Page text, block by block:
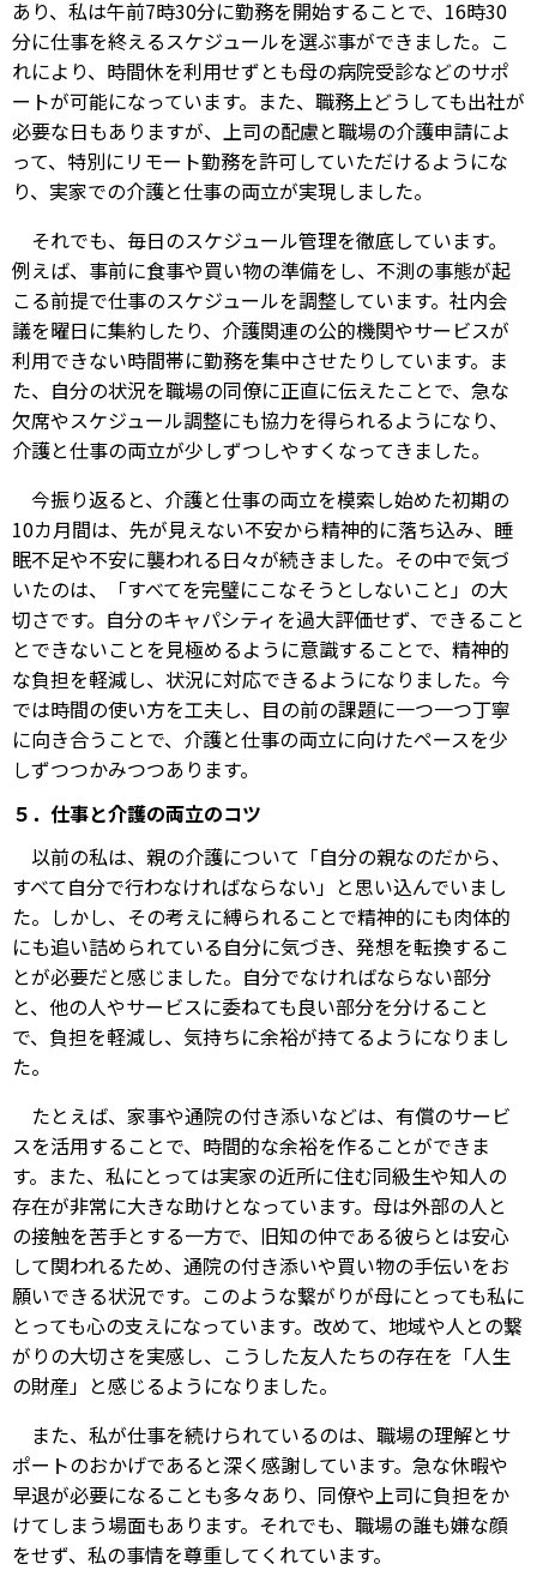
あり、私は午前7時30分に勤務を開始することで、16時30
分に仕事を終えるスケジュールを選ぶ事ができました。こ
れにより、時間休を利用せずとも母の病院受診などのサポ
ートが可能になっています。また、職務上どうしても出社が
必要な日もありますが、上司の配慮と職場の介護申請によ
って、特別にリモート勤務を許可していただけるようにな
り、実家での介護と仕事の両立が実現しました。
それでも、毎日のスケジュール管理を徹底しています。
例えば、事前に食事や買い物の準備をし、不測の事態が起
こる前提で仕事のスケジュールを調整しています。社内会
議を曜日に集約したり、介護関連の公的機関やサービスが
利用できない時間帯に勤務を集中させたりしています。ま
た、自分の状況を職場の同僚に正直に伝えたことで、急な
欠席やスケジュール調整にも協力を得られるようになり、
介護と仕事の両立が少しずつしやすくなってきました。
今振り返ると、介護と仕事の両立を模索し始めた初期の
10カ月間は、先が見えない不安から精神的に落ち込み、睡
眠不足や不安に襲われる日々が続きました。その中で気づ
いたのは、「すべてを完璧にこなそうとしないこと」の大
切さです。自分のキャパシティを過大評価せず、できること
とできないことを見極めるように意識することで、精神的
な負担を軽減し、状況に対応できるようになりました。今
では時間の使い方を工夫し、目の前の課題に一つ一つ丁寧
に向き合うことで、介護と仕事の両立に向けたペースを少
しずつつかみつつあります。
５．仕事と介護の両立のコツ
以前の私は、親の介護について「自分の親なのだから、
すべて自分で行わなければならない」と思い込んでいまし
た。しかし、その考えに縛られることで精神的にも肉体的
にも追い詰められている自分に気づき、発想を転換するこ
とが必要だと感じました。自分でなければならない部分
と、他の人やサービスに委ねても良い部分を分けること
で、負担を軽減し、気持ちに余裕が持てるようになりまし
た。
たとえば、家事や通院の付き添いなどは、有償のサービ
スを活用することで、時間的な余裕を作ることができま
す。また、私にとっては実家の近所に住む同級生や知人の
存在が非常に大きな助けとなっています。母は外部の人と
の接触を苦手とする一方で、旧知の仲である彼らとは安心
して関われるため、通院の付き添いや買い物の手伝いをお
願いできる状況です。このような繋がりが母にとっても私に
とっても心の支えになっています。改めて、地域や人との繋
がりの大切さを実感し、こうした友人たちの存在を「人生
の財産」と感じるようになりました。
また、私が仕事を続けられているのは、職場の理解とサ
ポートのおかげであると深く感謝しています。急な休暇や
早退が必要になることも多々あり、同僚や上司に負担をか
けてしまう場面もあります。それでも、職場の誰も嫌な顔
をせず、私の事情を尊重してくれています。